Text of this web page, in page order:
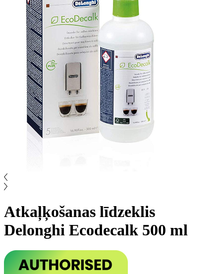
Atkaļķošanas līdzeklis
Delonghi Ecodecalk 500 ml